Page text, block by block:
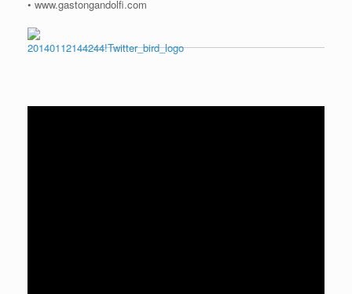
• www.gastongandolfi.com